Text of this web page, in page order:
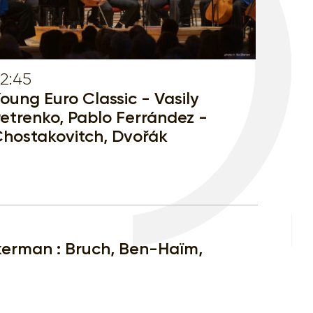
Euro Classic - Vasily
Pablo Ferrández -
Dvořák
: Bruch, Ben-Haïm,